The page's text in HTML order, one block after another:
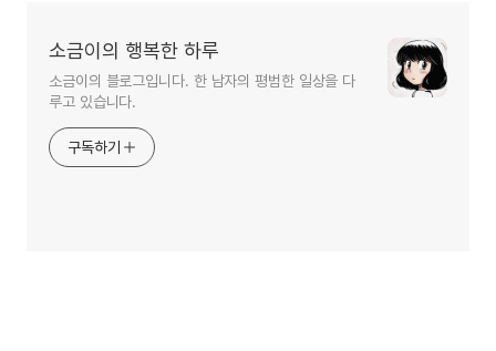
소금이의 행복한 하루
소금이의 블로그입니다. 한 남자의 평범한 일상을 다
루고 있습니다.
구독하기